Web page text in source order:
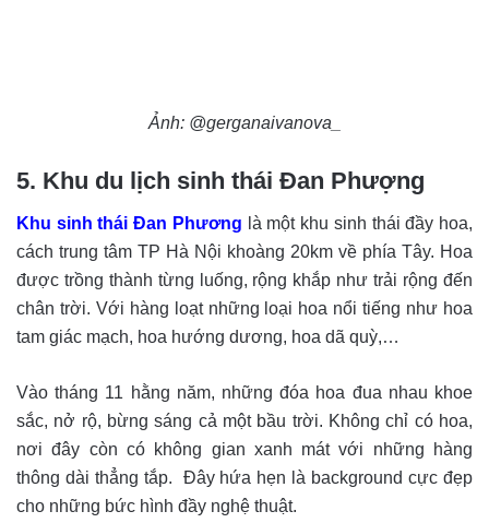
Ảnh: @gerganaivanova_
5. Khu du lịch sinh thái Đan Phượng
Khu sinh thái Đan Phương là một khu sinh thái đầy hoa,
cách trung tâm TP Hà Nội khoàng 20km về phía Tây. Hoa
được trồng thành từng luống, rộng khắp như trải rộng đến
chân trời. Với hàng loạt những loại hoa nổi tiếng như hoa
tam giác mạch, hoa hướng dương, hoa dã quỳ,…
Vào tháng 11 hằng năm, những đóa hoa đua nhau khoe
sắc, nở rộ, bừng sáng cả một bầu trời. Không chỉ có hoa,
nơi đây còn có không gian xanh mát với những hàng
thông dài thẳng tắp. Đây hứa hẹn là background cực đẹp
cho những bức hình đầy nghệ thuật.